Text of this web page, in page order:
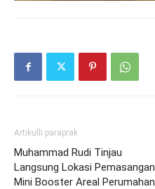
Artikulli paraprak
Muhammad Rudi Tinjau
Langsung Lokasi Pemasangan
Mini Booster Areal Perumahan